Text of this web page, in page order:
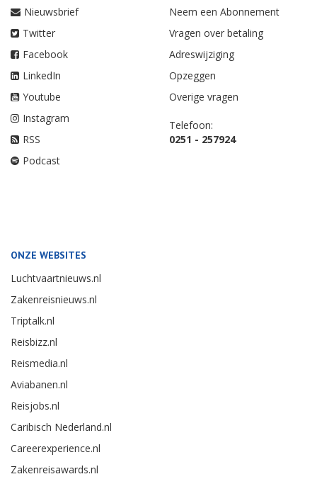
Nieuwsbrief
Twitter
Facebook
LinkedIn
Youtube
Instagram
RSS
Podcast
Neem een Abonnement
Vragen over betaling
Adreswijziging
Opzeggen
Overige vragen
Telefoon:
0251 - 257924
ONZE WEBSITES
Luchtvaartnieuws.nl
Zakenreisnieuws.nl
Triptalk.nl
Reisbizz.nl
Reismedia.nl
Aviabanen.nl
Reisjobs.nl
Caribisch Nederland.nl
Careerexperience.nl
Zakenreisawards.nl